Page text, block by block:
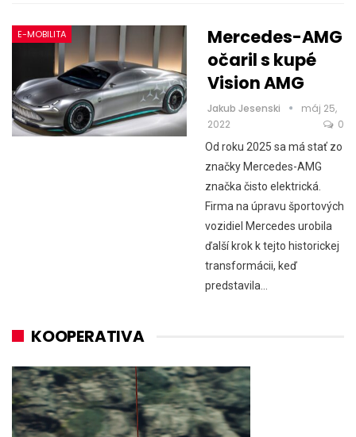
E-MOBILITA
Mercedes-AMG
očaril s kupé
Vision AMG
Jakub Jesenski
máj 25,
2022
0
Od roku 2025 sa má stať zo
značky Mercedes-AMG
značka čisto elektrická.
Firma na úpravu športových
vozidiel Mercedes urobila
ďalší krok k tejto historickej
transformácii, keď
predstavila…
KOOPERATIVA